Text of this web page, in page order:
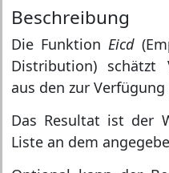
Beschreibung
Die FunktionEicd
Distribution) schätzt
aus den zur
Das Resultat ist der
Liste an dem